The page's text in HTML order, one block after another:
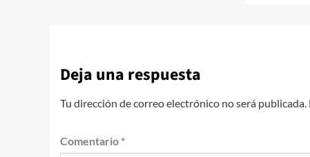
Deja una respuesta
Tu dirección de correo electrónico no será publicada.
Comentario *